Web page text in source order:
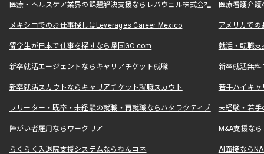
医療・ヘルスケア業界の課題解決支援ならレバウェル株式会社 医療看護介
メキシコでのお仕事探しはLeverages Career Mexico アメリカで
留学生が日本で仕事を探すなら帰国GO.com 就活・転職
新卒就活エージェントならキャリアチケット就職 新卒就活無料
新卒就活スカウトならキャリアチケット就職スカウト 若手ハイキ
フリーター・既卒・未経験の就職・再就職ならハタラクティブ 未経験・若手
障がい者雇用ならワークリア M&A支援な
らくらく入退院支援システムならわんコネ AI面接なら